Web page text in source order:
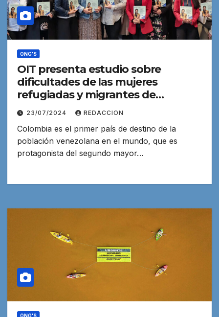
ONG'S
OIT presenta estudio sobre
dificultades de las mujeres
refugiadas y migrantes de
Venezuela en Colombia
23/07/2024 REDACCION
Colombia es el primer país de destino de la
población venezolana en el mundo, que es
protagonista del segundo mayor…
ONG'S